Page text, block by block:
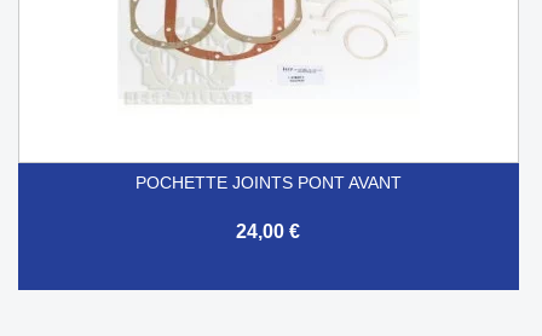
POCHETTE JOINTS PONT AVANT
24,00 €